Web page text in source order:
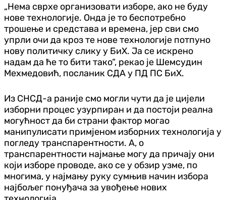
„Нема сврхе организовати изборе, ако не буду
нове технологије. Онда је то беспотребно
трошење и средстава и времена, јер сви смо
упрли очи да кроз те нове технологије потпуно
нову политичку слику у БиХ. Ја се искрено
надам да ће то бити тако“, рекао је Шемсудин
Мехмедовић, посланик СДА у ПД ПС БиХ.
Из СНСД-а раније смо могли чути да је цијели
изборни процес узурпиран и да постоји реална
могућност да би страни фактор могао
манипулисати примјеном изборних технологија у
погледу транспарентности. А, о
транспарентности најмање могу да причају они
који изборе проводе, ако се у обзир узме, по
многима, у најмању руку сумњив начин избора
најбољег понуђача за увођење нових